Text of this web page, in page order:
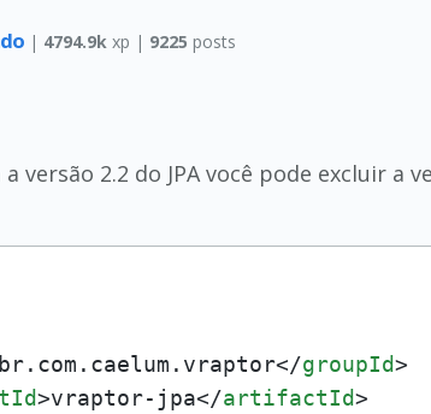
| 4794.9k xp | 9225 posts
versão 2.2 do JPA você pode excluir a
br.com.caelum.vraptor</groupId>
>vraptor-jpa</artifactId>